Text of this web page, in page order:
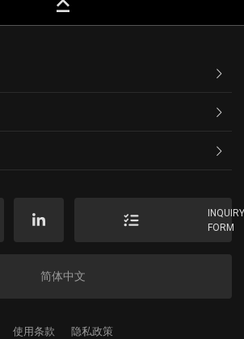
keyboard_capslock
FORM
简体中文
使用条款 隐私政策